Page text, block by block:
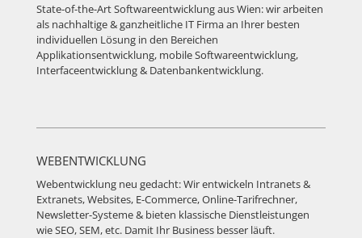
State-of-the-Art Softwareentwicklung aus Wien: wir arbeiten
als nachhaltige & ganzheitliche IT Firma an Ihrer besten
individuellen Lösung in den Bereichen
Applikationsentwicklung, mobile Softwareentwicklung,
Interfaceentwicklung & Datenbankentwicklung.
WEBENTWICKLUNG
Webentwicklung neu gedacht: Wir entwickeln Intranets &
Extranets, Websites, E-Commerce, Online-Tarifrechner,
Newsletter-Systeme & bieten klassische Dienstleistungen
wie SEO, SEM, etc. Damit Ihr Business besser läuft.